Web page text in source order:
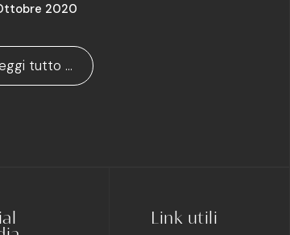
2020
tutto …
Link utili